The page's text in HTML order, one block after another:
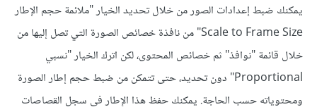
يمكنك ضبط إعدادات الصور من خلال تحديد الخيار "ملائمة حجم الإطار
Scale to Frame Size" من نافذة خصائص الصورة التي تصل إليها من
خلال قائمة "نوافذ" ثم خصائص المحتوى، لكن اترك الخيار "نسبي
Proportional" دون تحديد، حتى تتمكن من ضبط حجم إطار الصورة
ومحتوياته حسب الحاجة. يمكنك حفظ هذا الإطار في سجل القصاصات